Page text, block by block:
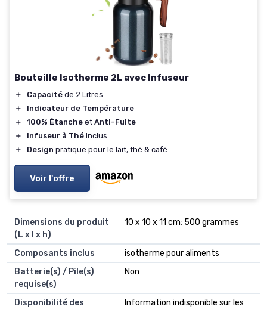
Bouteille Isotherme 2L avec Infuseur
＋ Capacité de 2 Litres
＋
Indicateur de Température
＋
100% Étanche et Anti-Fuite
＋
Infuseur à Thé inclus
＋
Design pratique pour le lait, thé & café
Voir l'offre
Dimensions du produit
(L x l x h)
‎10 x 10 x 11 cm; 500 grammes
Composants inclus
‎isotherme pour aliments
Batterie(s) / Pile(s)
requise(s)
‎Non
Disponibilité des
‎Information indisponible sur les